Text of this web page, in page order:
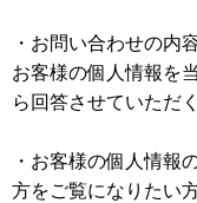
・お問い合わせの内
お客様の個人情報を
ら回答させていただ
・お客様の個人情報
方をご覧になりたい